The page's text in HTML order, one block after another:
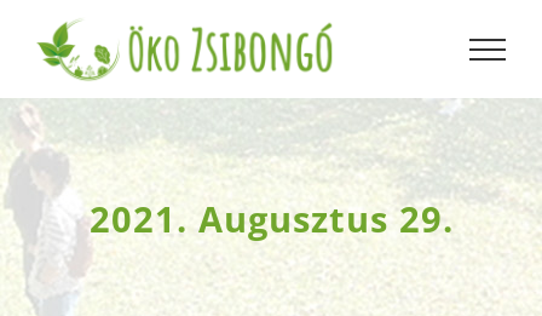
Kihagyás
2021. Augusztus 29.